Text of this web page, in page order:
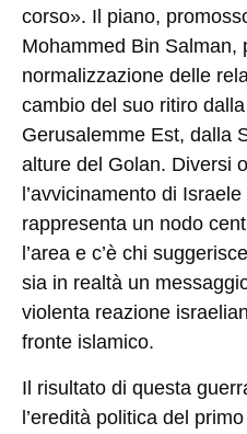
corso». Il piano,
Mohammed Bin Salman,
normalizzazione delle
cambio del suo ritiro
Gerusalemme Est, dalla
alture del Golan. Diversi
l’avvicinamento di
rappresenta un nodo
l’area e c’è chi
sia in realtà un
violenta reazione
fronte islamico.
Il risultato di questa
l’eredità politica del